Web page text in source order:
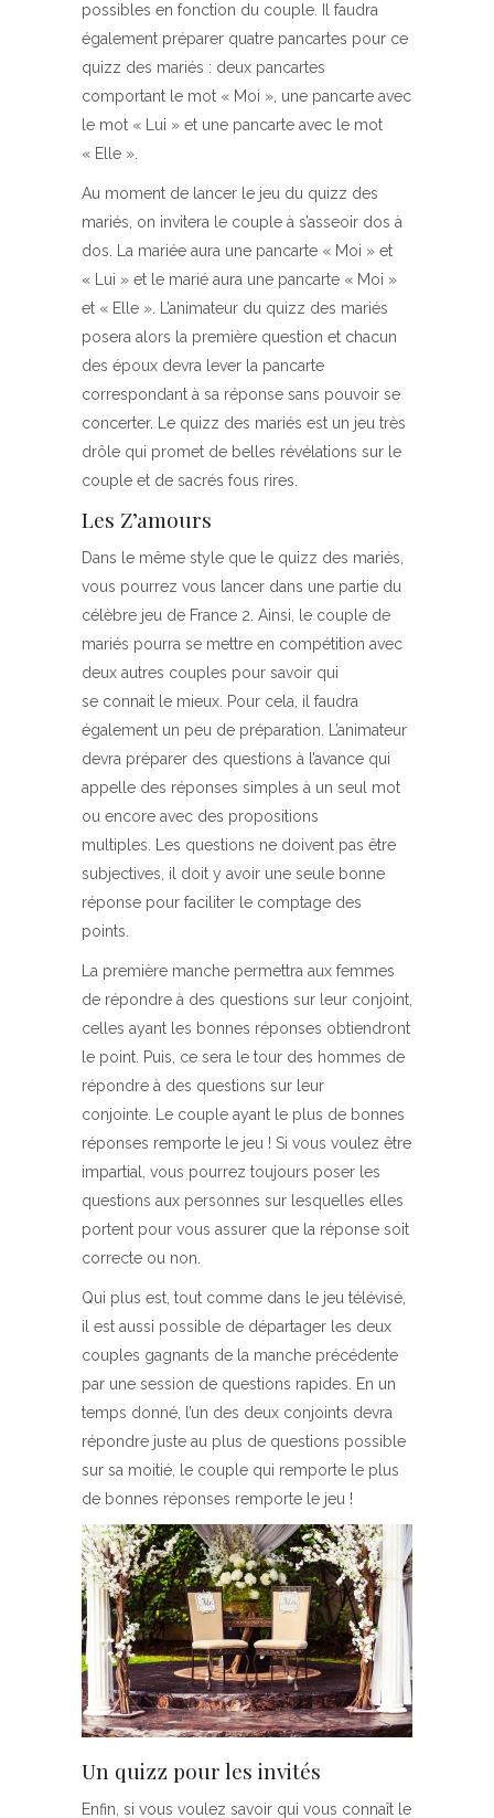
possibles en fonction du couple. Il faudra
également préparer quatre pancartes pour ce
quizz des mariés : deux pancartes
comportant le mot « Moi », une pancarte avec
le mot « Lui » et une pancarte avec le mot
« Elle ».
Au moment de lancer le jeu du quizz des
mariés, on invitera le couple à s’asseoir dos à
dos. La mariée aura une pancarte « Moi » et
« Lui » et le marié aura une pancarte « Moi »
et « Elle ». L’animateur du quizz des mariés
posera alors la première question et chacun
des époux devra lever la pancarte
correspondant à sa réponse sans pouvoir se
concerter. Le quizz des mariés est un jeu très
drôle qui promet de belles révélations sur le
couple et de sacrés fous rires.
Les Z’amours
Dans le même style que le quizz des mariés,
vous pourrez vous lancer dans une partie du
célèbre jeu de France 2. Ainsi, le couple de
mariés pourra se mettre en compétition avec
deux autres couples pour savoir qui
se connait le mieux. Pour cela, il faudra
également un peu de préparation. L’animateur
devra préparer des questions à l’avance qui
appelle des réponses simples à un seul mot
ou encore avec des propositions
multiples. Les questions ne doivent pas être
subjectives, il doit y avoir une seule bonne
réponse pour faciliter le comptage des
points.
La première manche permettra aux femmes
de répondre à des questions sur leur conjoint,
celles ayant les bonnes réponses obtiendront
le point. Puis, ce sera le tour des hommes de
répondre à des questions sur leur
conjointe. Le couple ayant le plus de bonnes
réponses remporte le jeu ! Si vous voulez être
impartial, vous pourrez toujours poser les
questions aux personnes sur lesquelles elles
portent pour vous assurer que la réponse soit
correcte ou non.
Qui plus est, tout comme dans le jeu télévisé,
il est aussi possible de départager les deux
couples gagnants de la manche précédente
par une session de questions rapides. En un
temps donné, l’un des deux conjoints devra
répondre juste au plus de questions possible
sur sa moitié, le couple qui remporte le plus
de bonnes réponses remporte le jeu !
Un quizz pour les invités
Enfin, si vous voulez savoir qui vous connaît le